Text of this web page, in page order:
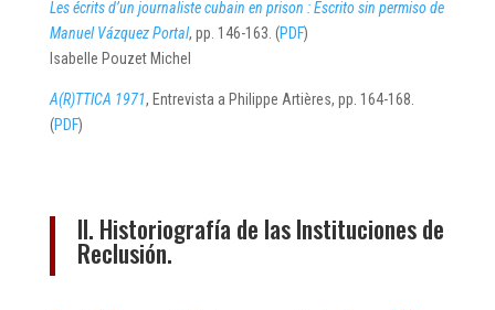
Les écrits d’un journaliste cubain en prison : Escrito sin permiso de
Manuel Vázquez Portal, pp. 146-163. (PDF)
Isabelle Pouzet Michel
A(R)TTICA 1971, Entrevista a Philippe Artières, pp. 164-168.
(PDF)
II. Historiografía de las Instituciones de
Reclusión.